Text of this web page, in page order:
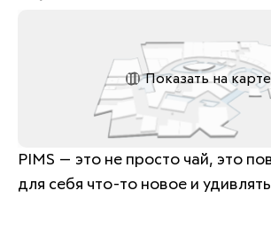
Показать на карте
PIMS — это не просто чай, это
для себя что-то новое и